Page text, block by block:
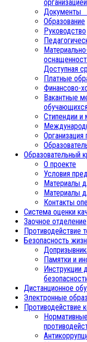
организацией
Образование
Руководство
Доступная
Платные
Финансово-
Вакантные
Стипендии
Организация
Образовательный
О проекте
Условия
Материалы
Материалы
Контакты
Система оценки
Заочное отделение
Противодействие
Безопасность
Памятки и
Инструкции
Дистанционное
Электронные
Противодействие